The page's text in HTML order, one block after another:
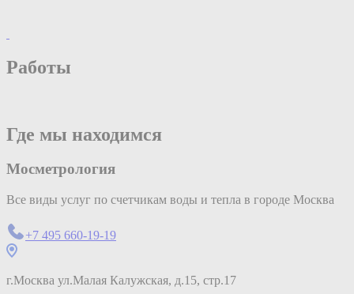
Работы
Где мы находимся
Мосметрология
Все виды услуг по счетчикам воды и тепла в городе Москва
+7 495 660-19-19
г.Москва ул.Малая Калужская, д.15, стр.17